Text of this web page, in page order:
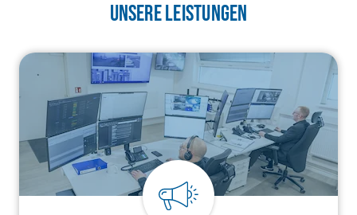
UNSERE LEISTUNGEN